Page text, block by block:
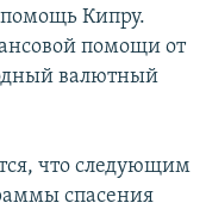
помощь Кипру.
помощи от
валютный
что следующим
спасения